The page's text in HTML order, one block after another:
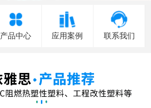
产品中心 应用案例 联系我们